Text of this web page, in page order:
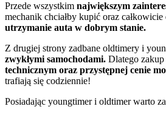
Przede wszystkim największym
mechanik chciałby kupić oraz
utrzymanie auta w dobrym stanie.
Z drugiej strony zadbane oldtimery i
zwykłymi samochodami. Dlatego
technicznym oraz przystępnej cenie
trafiają się codziennie!
Posiadając youngtimer i oldtimer warto